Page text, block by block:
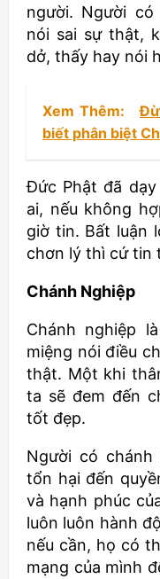
người. Người
nói sai sự thật,
dở, thấy hay nói
Xem Thêm:
biết phân biệt
Đức Phật đã
ai, nếu không
giờ tin. Bất luận
chơn lý thì cứ tin
Chánh Nghiệp
Chánh nghiệp
miệng nói điều
thật. Một khi
ta sẽ đem đến
tốt đẹp.
Người có
tổn hại đến
và hạnh phúc
luôn luôn hành
nếu cần, họ có
mạng của mình